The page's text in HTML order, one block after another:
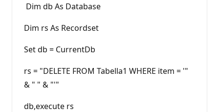
Dim db As Database
Dim rs As Recordset
Set db = CurrentDb
rs = "DELETE FROM Tabella1 WHERE item = '"
& " " & "'"
db,execute rs